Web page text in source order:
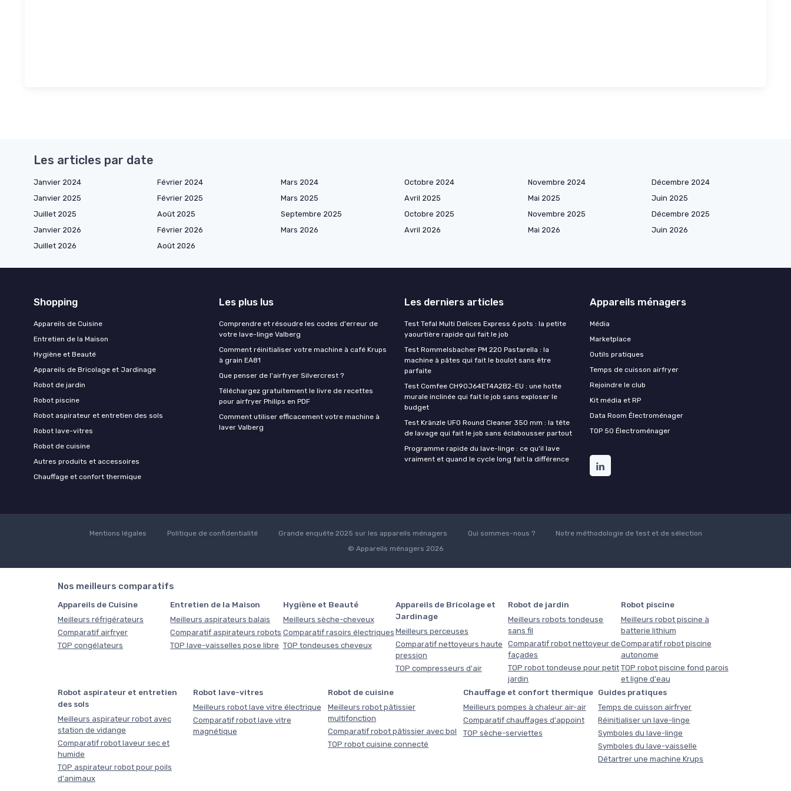
Les articles par date
Janvier 2024 Février 2024 Mars 2024 Octobre 2024 Novembre 2024
Décembre 2024
Janvier 2025
Février 2025 Mars 2025 Avril 2025 Mai 2025
Juin 2025
Juillet 2025
Août 2025 Septembre 2025 Octobre 2025 Novembre 2025
Décembre 2025
Janvier 2026
Février 2026 Mars 2026 Avril 2026 Mai 2026
Juin 2026
Juillet 2026
Août 2026
Shopping
Appareils de Cuisine
Entretien de la Maison
Hygiène et Beauté
Appareils de Bricolage et Jardinage
Robot de jardin
Robot piscine
Robot aspirateur et entretien des sols
Robot lave-vitres
Robot de cuisine
Autres produits et accessoires
Chauffage et confort thermique
Les plus lus
Comprendre et résoudre les codes d'erreur de
votre lave-linge Valberg
Comment réinitialiser votre machine à café Krups
à grain EA81
Que penser de l'airfryer Silvercrest ?
Téléchargez gratuitement le livre de recettes
pour airfryer Philips en PDF
Comment utiliser efficacement votre machine à
laver Valberg
Les derniers articles
Test Tefal Multi Delices Express 6 pots : la petite
yaourtière rapide qui fait le job
Test Rommelsbacher PM 220 Pastarella : la
machine à pâtes qui fait le boulot sans être
parfaite
Test Comfee CH90J64ET4A2B2-EU : une hotte
murale inclinée qui fait le job sans exploser le
budget
Test Kränzle UFO Round Cleaner 350 mm : la tête
de lavage qui fait le job sans éclabousser partout
Programme rapide du lave-linge : ce qu'il lave
vraiment et quand le cycle long fait la différence
Appareils ménagers
Média
Marketplace
Outils pratiques
Temps de cuisson airfryer
Rejoindre le club
Kit média et RP
Data Room Électroménager
TOP 50 Électroménager
Mentions légales Politique de confidentialité Grande enquête 2025 sur les appareils ménagers Qui sommes-nous ?
Notre méthodologie de test et de sélection
© Appareils ménagers 2026
Nos meilleurs comparatifs
Appareils de Cuisine
Meilleurs réfrigérateurs
Comparatif airfryer
TOP congélateurs
Entretien de la Maison
Meilleurs aspirateurs balais
Comparatif aspirateurs robots
TOP lave-vaisselles pose libre
Hygiène et Beauté
Meilleurs sèche-cheveux
Comparatif rasoirs électriques
TOP tondeuses cheveux
Appareils de Bricolage et
Jardinage
Meilleurs perceuses
Comparatif nettoyeurs haute
pression
TOP compresseurs d'air
Robot de jardin
Meilleurs robots tondeuse
sans fil
Comparatif robot nettoyeur de
façades
TOP robot tondeuse pour petit
jardin
Robot piscine
Meilleurs robot piscine à
batterie lithium
Comparatif robot piscine
autonome
TOP robot piscine fond parois
et ligne d'eau
Robot aspirateur et entretien
des sols
Meilleurs aspirateur robot avec
station de vidange
Comparatif robot laveur sec et
humide
TOP aspirateur robot pour poils
d'animaux
Robot lave-vitres
Meilleurs robot lave vitre électrique
Comparatif robot lave vitre
magnétique
Robot de cuisine
Meilleurs robot pâtissier
multifonction
Comparatif robot pâtissier avec bol
TOP robot cuisine connecté
Chauffage et confort thermique
Meilleurs pompes à chaleur air-air
Comparatif chauffages d'appoint
TOP sèche-serviettes
Guides pratiques
Temps de cuisson airfryer
Réinitialiser un lave-linge
Symboles du lave-linge
Symboles du lave-vaisselle
Détartrer une machine Krups